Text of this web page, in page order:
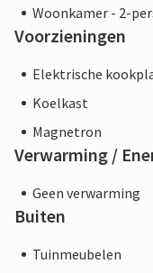
Woonkamer - 2-
Voorzieningen
Elektrische
Koelkast
Magnetron
Verwarming /
Geen verwarming
Buiten
Tuinmeubelen